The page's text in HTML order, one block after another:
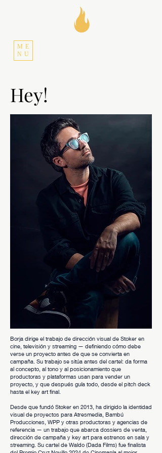
ME
NU
Hey!
Borja dirige el trabajo de dirección visual de Stoker en
cine, televisión y streaming — definiendo cómo debe
verse un proyecto antes de que se convierta en
campaña. Su trabajo se sitúa antes del cartel: da forma
al concepto, al tono y al posicionamiento que
productoras y plataformas usan para vender un
proyecto, y que después guía todo, desde el pitch deck
hasta el key art final.
Desde que fundó Stoker en 2013, ha dirigido la identidad
visual de proyectos para Atresmedia, Bambú
Producciones, WPP y otras productoras y agencias de
referencia — un trabajo que abarca dossiers de venta,
dirección de campaña y key art para estrenos en sala y
streaming. Su cartel de Waldo (Dada Films) fue finalista